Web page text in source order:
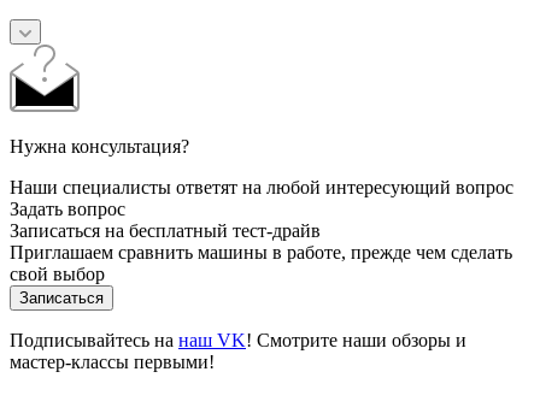
Нужна консультация?
Наши специалисты ответят на любой интересующий вопрос
Задать вопрос
Записаться на бесплатный тест-драйв
Приглашаем сравнить машины в работе, прежде чем сделать
свой выбор
Записаться
Подписывайтесь на наш VK! Смотрите наши обзоры и
мастер-классы первыми!